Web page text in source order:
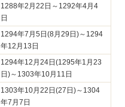
1288年2月22日～1292年4月4
日
1294年7月5日(8月29日)～1294
年12月13日
1294年12月24日(1295年1月23
日)～1303年10月11日
1303年10月22日(27日)～1304
年7月7日